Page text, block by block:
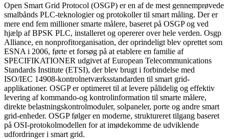
Open Smart Grid Protocol (OSGP) er en af de mest gennemprøvede
smalbånds PLC-teknologier og protokoller til smart måling. Der er
mere end fem millioner smarte målere, baseret på OSGP og ved
hjælp af BPSK PLC, installeret og opererer over hele verden. Osgp
Alliance, en nonprofitorganisation, der oprindeligt blev oprettet som
ESNA i 2006, førte et forsøg på at etablere en familie af
SPECIFIKATIONER udgivet af European Telecommunications
Standards Institute (ETSI), der blev brugt i forbindelse med
ISO/IEC 14908-kontrolnetværksstandarden til smart grid-
applikationer. OSGP er optimeret til at levere pålidelig og effektiv
levering af kommando-og kontrolinformation til smarte målere,
direkte belastningskontrolmoduler, solpaneler, porte og andre smart
grid-enheder. OSGP følger en moderne, struktureret tilgang baseret
på OSI-protokolmodellen for at imødekomme de udviklende
udfordringer i smart grid.